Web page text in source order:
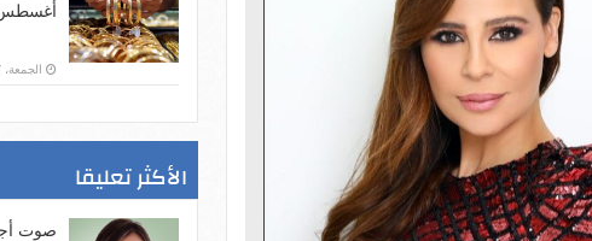
أغسطس 2026 في
الجمعة، 07 أغسطس 2026 09:20 ص
الأكثر تعليقا
صوت